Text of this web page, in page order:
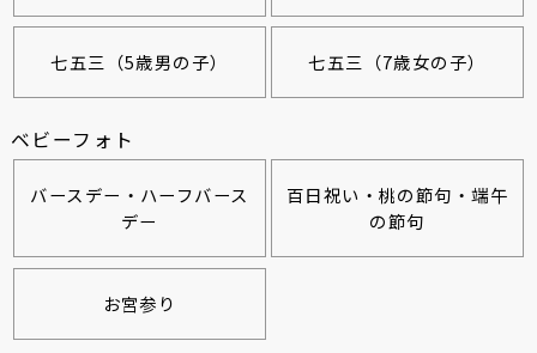
七五三（5歳男の子） 七五三（7歳女の子）
ベビーフォト
バースデー・ハーフバース
デー
百日祝い・桃の節句・端午
の節句
お宮参り